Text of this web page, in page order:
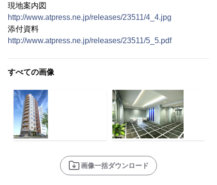
現地案内図
http://www.atpress.ne.jp/releases/23511/4_4.jpg
添付資料
http://www.atpress.ne.jp/releases/23511/5_5.pdf
すべての画像
画像一括ダウンロード